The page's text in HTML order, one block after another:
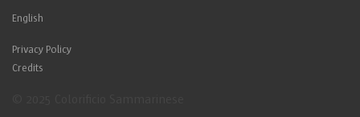
English
Privacy Policy
Credits